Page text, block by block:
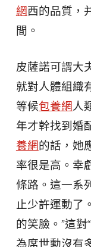
網西的品質，
間。
皮薩諾可謂大
就對人體組織
等候包養網人
年才幹找到婚
養網的話，她
率很是高。幸
條路。這一系
止少許運動了
的笑臉。”這
為席世勳沒有